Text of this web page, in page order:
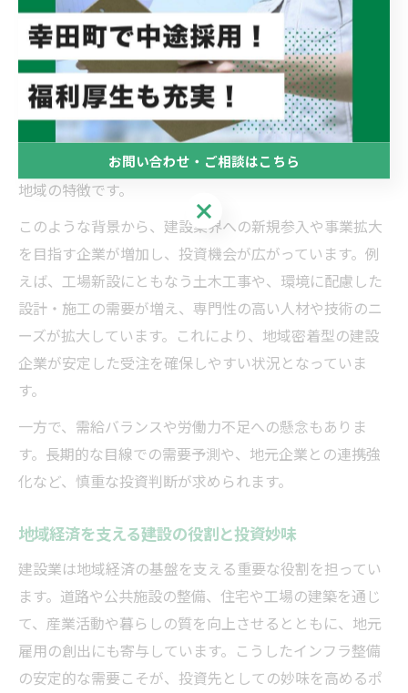
幸田町・稲沢市で進む建設需要の変化
愛知県額田郡幸田町や稲沢市では、近年の地域経済の発
展や人口動態の変化を背景に、建設需要が多様化してい
ます。住宅や公共インフラの新設・改修に加え、工場や
物流拠点の建設が進み、地元産業の基盤強化が図られて
います。特に自動車や製造業関連の需要が高い点がこの
地域の特徴です。
このような背景から、建設業界への新規参入や事業拡大
を目指す企業が増加し、投資機会が広がっています。例
えば、工場新設にともなう土木工事や、環境に配慮した
設計・施工の需要が増え、専門性の高い人材や技術のニ
ーズが拡大しています。これにより、地域密着型の建設
企業が安定した受注を確保しやすい状況となっていま
す。
一方で、需給バランスや労働力不足への懸念もありま
す。長期的な目線での需要予測や、地元企業との連携強
化など、慎重な投資判断が求められます。
地域経済を支える建設の役割と投資妙味
建設業は地域経済の基盤を支える重要な役割を担ってい
ます。道路や公共施設の整備、住宅や工場の建築を通じ
て、産業活動や暮らしの質を向上させるとともに、地元
雇用の創出にも寄与しています。こうしたインフラ整備
の安定的な需要こそが、投資先としての妙味を高めるポ
お問い合わせ・ご相談はこちら
お問い合わせ・ご相談はこちら